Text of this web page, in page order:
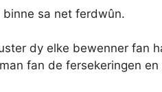
sa net ferdwûn.
dy elke bewenner fan
fan de fersekeringen